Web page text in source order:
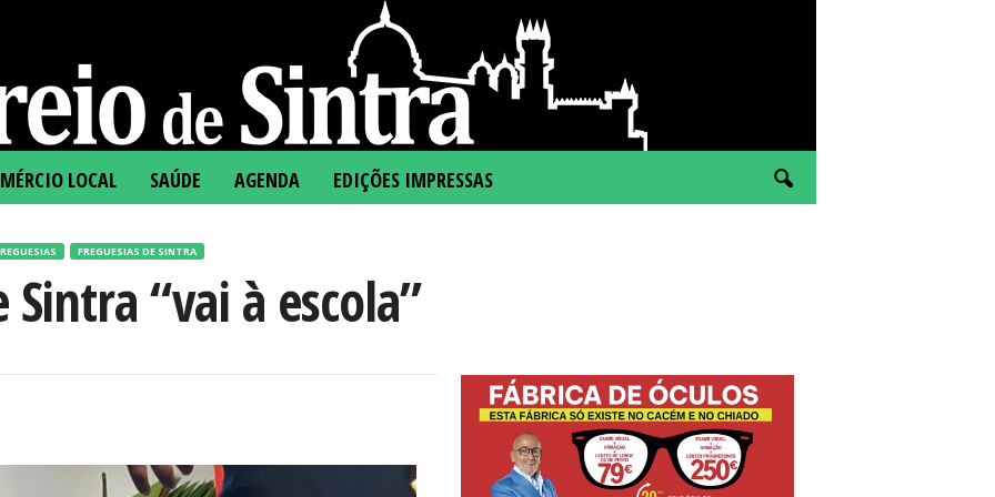
LOCAL SAÚDE AGENDA EDIÇÕES IMPRESSAS
FREGUESIAS DE SINTRA
Sintra “vai à escola”